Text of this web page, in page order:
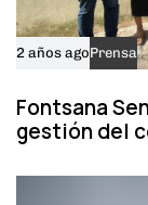
2 años agoPrensa
Fontsana
gestión del